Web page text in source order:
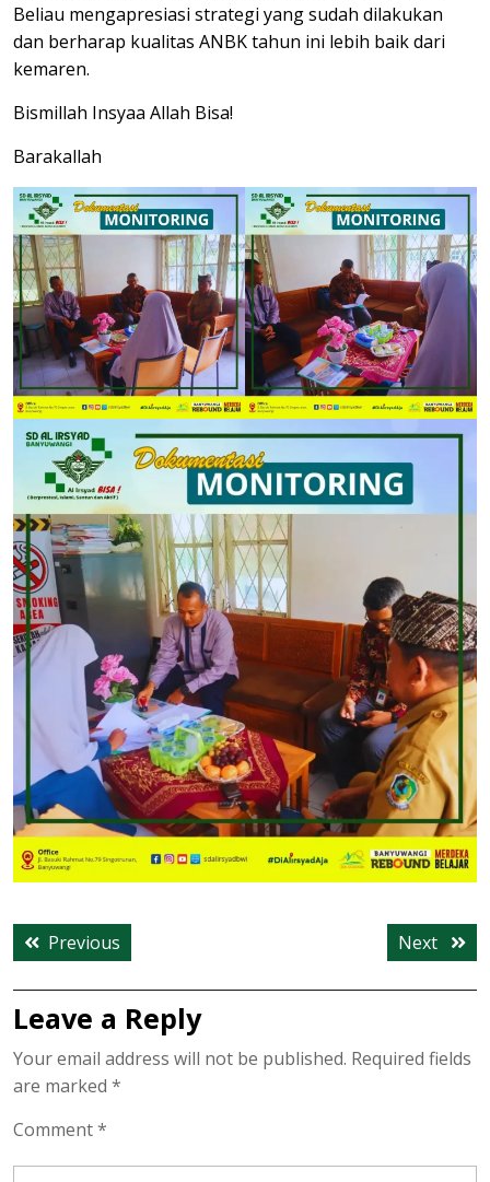
Beliau mengapresiasi strategi yang sudah dilakukan
dan berharap kualitas ANBK tahun ini lebih baik dari
kemaren.
Bismillah Insyaa Allah Bisa!
Barakallah
Post
navigation
Previous
post:
Next Next
post:
Leave a Reply
Your email address will not be published. Required fields
are marked *
Comment*